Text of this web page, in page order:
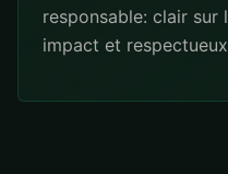
responsable: clair sur
impact et